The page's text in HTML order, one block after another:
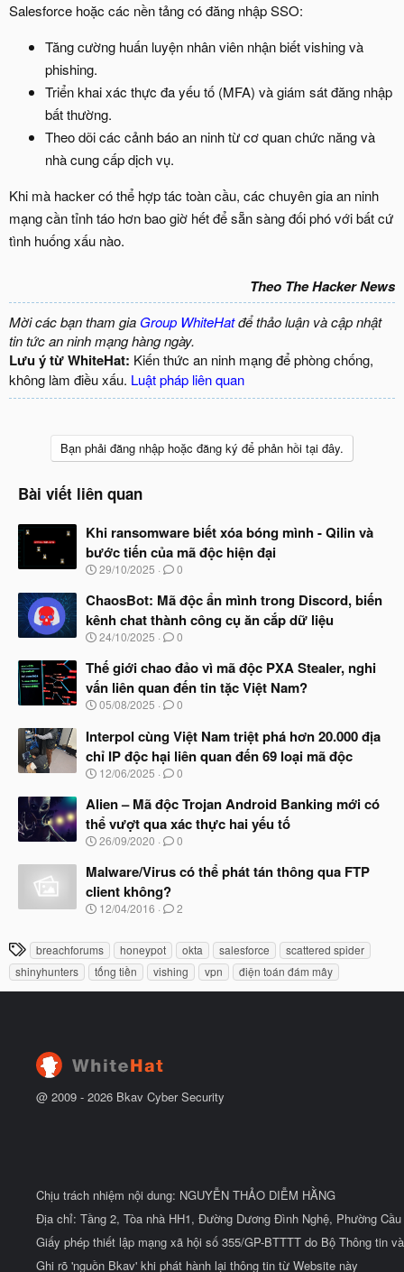
Salesforce hoặc các nền tảng có đăng nhập SSO:
Tăng cường huấn luyện nhân viên nhận biết vishing và
phishing.
Triển khai xác thực đa yếu tố (MFA) và giám sát đăng nhập
bất thường.
Theo dõi các cảnh báo an ninh từ cơ quan chức năng và
nhà cung cấp dịch vụ.
Khi mà hacker có thể hợp tác toàn cầu, các chuyên gia an ninh
mạng cần tỉnh táo hơn bao giờ hết để sẵn sàng đối phó với bất cứ
tình huống xấu nào.
Theo The Hacker News
Mời các bạn tham gia Group WhiteHatđể thảo luận và cập nhật
tin tức an ninh mạng hàng ngày.
Lưu ý từ WhiteHat: Kiến thức an ninh mạng để phòng chống,
không làm điều xấu. Luật pháp liên quan
Bạn phải đăng nhập hoặc đăng ký để phản hồi tại đây.
Bài viết liên quan
Khi ransomware biết xóa bóng mình - Qilin và
bước tiến của mã độc hiện đại
N
à
b
ắ
đ
ầ
u
29/10/2025 0
ChaosBot: Mã độc ẩn mình trong Discord, biến
kênh chat thành công cụ ăn cắp dữ liệu
N
à
y
b
ắ
đ
ầ
u
24/10/2025 0
Thế giới chao đảo vì mã độc PXA Stealer, nghi
vấn liên quan đến tin tặc Việt Nam?
N
à
y
b
ắ
đ
ầ
u
05/08/2025 0
Interpol cùng Việt Nam triệt phá hơn 20.000 địa
chỉ IP độc hại liên quan đến 69 loại mã độc
N
à
y
b
ắ
đ
ầ
u
12/06/2025 0
Alien – Mã độc Trojan Android Banking mới có
thể vượt qua xác thực hai yếu tố
N
à
b
ắ
đ
ầ
u
26/09/2020 0
Malware/Virus có thể phát tán thông qua FTP
client không?
N
y
b
ắ
t
12/04/2016 2
T
h
ẻ
breachforums honeypot okta salesforce
scattered spider
shinyhunters
tống tiền vishing vpn điện toán đám mây
@ 2009 - 2026 Bkav Cyber Security
Chịu trách nhiệm nội dung: NGUYỄN THẢO DIỄM HẰNG
Địa chỉ: Tầng 2, Tòa nhà HH1, Đường Dương Đình Nghệ, Phường
Giấy phép thiết lập mạng xã hội số 355/GP-BTTTT do Bộ Thông tin
Ghi rõ 'nguồn Bkav' khi phát hành lại thông tin từ Website này